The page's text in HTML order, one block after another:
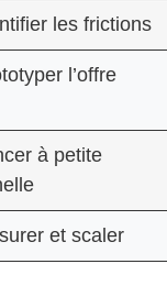
les frictions
l’offre
à petite
et scaler